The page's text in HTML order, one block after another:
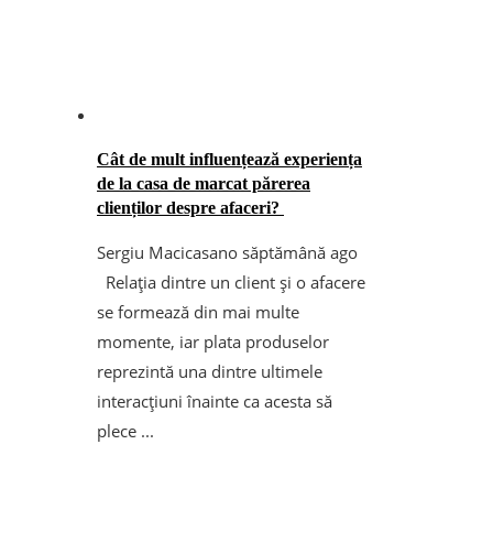
Cât de mult influențează experiența
de la casa de marcat părerea
clienților despre afaceri?
Sergiu Macicasano săptămână ago
Relația dintre un client și o afacere
se formează din mai multe
momente, iar plata produselor
reprezintă una dintre ultimele
interacțiuni înainte ca acesta să
plece ...